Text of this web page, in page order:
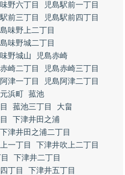
野六丁目
児島駅前一丁目
前三丁目
児島駅前四丁目
味野上二丁目
味野城二丁目
野城山
児島赤崎
崎二丁目
児島赤崎三丁目
津一丁目
児島阿津二丁目
浜町 菰池
菰池三丁目
大畠
下津井田之浦
下津井田之浦二丁目
一丁目
下津井吹上二丁目
下津井二丁目
丁目
下津井五丁目